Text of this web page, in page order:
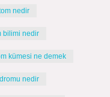
nedir
bilimi nedir
kümesi ne demek
nedir